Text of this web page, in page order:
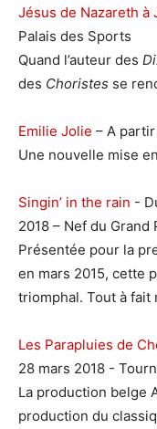
Jésus de Nazareth à
Palais des Sports
Quand l’auteur des
des Choristes se
Emilie Jolie – A
Une nouvelle mise
Singin’ in the rain -
2018 – Nef du Grand
Présentée pour la
en mars 2015, cette
triomphal. Tout à fait
Les Parapluies de
28 mars 2018 -
La production belge
production du